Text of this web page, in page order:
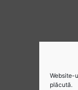
Website-
plăcută.